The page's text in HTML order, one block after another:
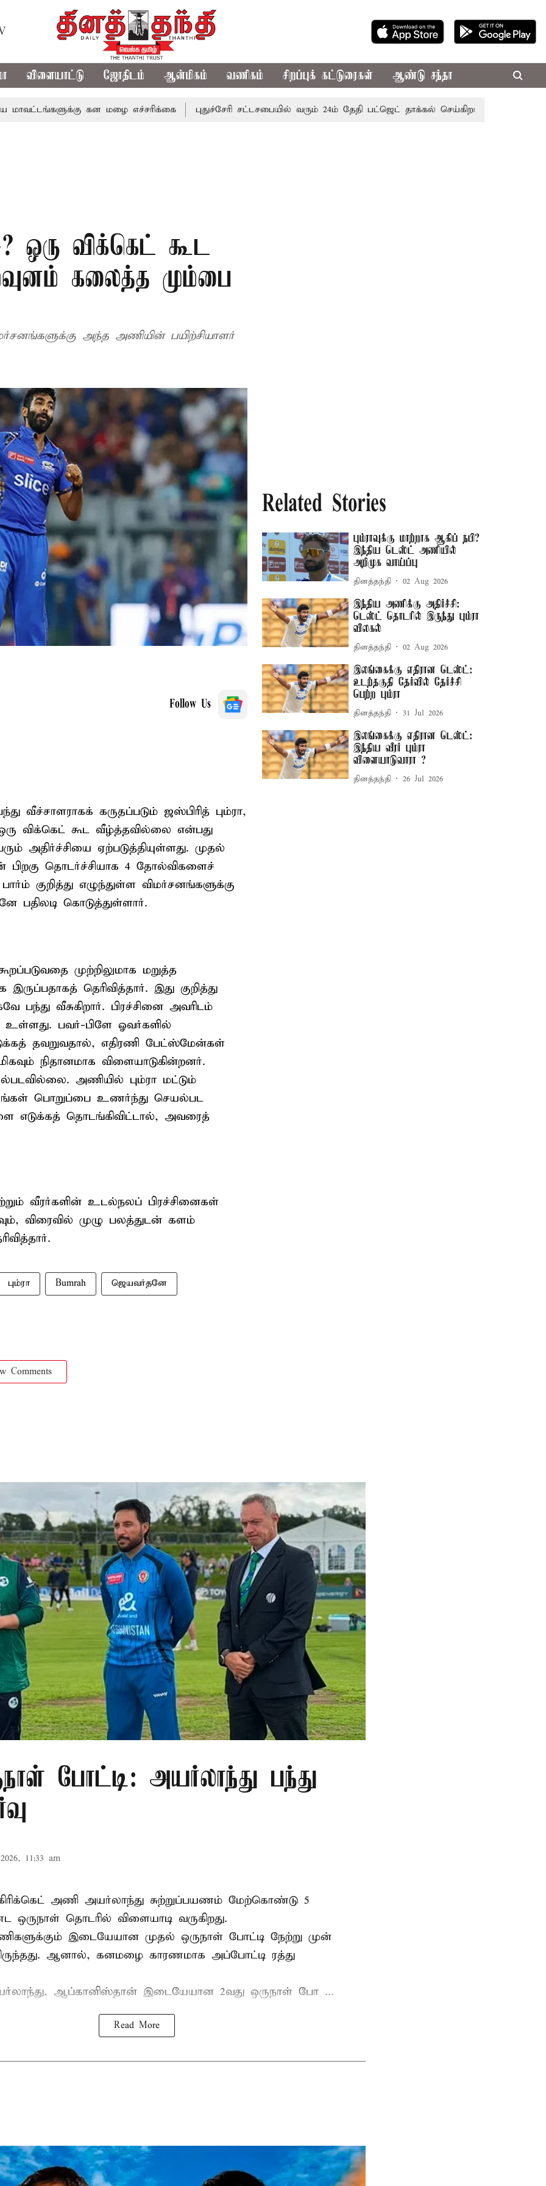
விளையாட்டு ஜோதிடம் ஆன்மிகம் வணிகம் சிறப்புக் கட்டுரைகள் ஆண்டு சந்தா
கன மழை எச்சரிக்கை புதுச்சேரி சட்டசபையில் வரும் 24ம் தேதி பட்ஜெட் தாக்கல் செய்கிறார் முதல்-அமைச்சர்
ஒரு விக்கெட் கூட
கலைத்த மும்பை
அந்த அணியின் பயிற்சியாளர்
Follow Us
வீச்சாளராகக் கருதப்படும் ஜஸ்பிரித் பும்ரா,
விக்கெட் கூட வீழ்த்தவில்லை என்பது
அதிர்ச்சியை ஏற்படுத்தியுள்ளது. முதல்
தொடர்ச்சியாக 4 தோல்விகளைச்
குறித்து எழுந்துள்ள விமர்சனங்களுக்கு
பதிலடி கொடுத்துள்ளார்.
முற்றிலுமாக மறுத்த
தெரிவித்தார். இது குறித்து
பந்து வீசுகிறார். பிரச்சினை அவரிடம்
பவர்-பிளே ஓவர்களில்
தவறுவதால், எதிரணி பேட்ஸ்மேன்கள்
நிதானமாக விளையாடுகின்றனர்.
அணியில் பும்ரா மட்டும்
பொறுப்பை உணர்ந்து செயல்பட
எடுக்கத் தொடங்கிவிட்டால், அவரைத்
வீரர்களின் உடல்நலப் பிரச்சினைகள்
விரைவில் முழு பலத்துடன் களம்
பும்ரா Bumrah ஜெயவர்தனே
Comments
Related Stories
பும்ராவுக்கு மாற்றாக ஆகிப் நபி?
இந்திய டெஸ்ட் அணியில்
அறிமுக வாய்ப்பு
தினத்தந்தி 02 Aug 2026
இந்திய அணிக்கு அதிர்ச்சி:
டெஸ்ட் தொடரில் இருந்து பும்ரா
விலகல்
தினத்தந்தி 02 Aug 2026
இலங்கைக்கு எதிரான டெஸ்ட்:
உடற்தகுதி தேர்வில் தேர்ச்சி
பெற்ற பும்ரா
தினத்தந்தி 31 Jul 2026
இலங்கைக்கு எதிரான டெஸ்ட்:
இந்திய வீரர் பும்ரா
விளையாடுவாரா ?
தினத்தந்தி 26 Jul 2026
போட்டி: அயர்லாந்து பந்து
11:33 am
அணி அயர்லாந்து சுற்றுப்பயணம் மேற்கொண்டு 5
தொடரில் விளையாடி வருகிறது.
இடையேயான முதல் ஒருநாள் போட்டி நேற்று முன்
ஆனால், கனமழை காரணமாக அப்போட்டி ரத்து
ஆப்கானிஸ்தான் இடையேயான 2வது ஒருநாள் போ ...
Read More